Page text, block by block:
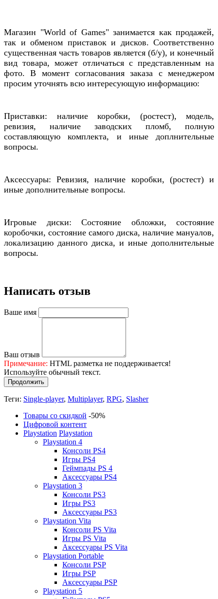
Магазин "World of Games" занимается как продажей,
так и обменом приставок и дисков. Соответственно
существенная часть товаров является (б/у), и конечный
вид товара, может отличаться с представленным на
фото. В момент согласования заказа с менеджером
просим уточнять всю интересующую информацию:
Приставки: наличие коробки, (ростест), модель,
ревизия, наличие заводских пломб, полную
составляющую комплекта, и иные доплнительные
вопросы.
Аксессуары: Ревизия, наличие коробки, (ростест) и
иные дополнительные вопросы.
Игровые диски: Состояние обложки, состояние
коробочки, состояние самого диска, наличие мануалов,
локализацию данного диска, и иные дополнительные
вопросы.
Написать отзыв
Ваше имя
Ваш отзыв
Примечание: HTML разметка не поддерживается!
Используйте обычный текст.
Продолжить
Теги: Single-player, Multiplayer, RPG, Slasher
Товары со скидкой -50%
Цифровой контент
Playstation Playstation
Playstation 4
Консоли PS4
Игры PS4
Геймпады PS 4
Аксессуары PS4
Playstation 3
Консоли PS3
Игры PS3
Аксессуары PS3
Playstation Vita
Консоли PS Vita
Игры PS Vita
Аксессуары PS Vita
Playstation Portable
Консоли PSP
Игры PSP
Аксессуары PSP
Playstation 5